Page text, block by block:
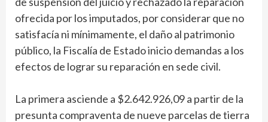
ofrecida por los imputados, por considerar que no
satisfacía ni mínimamente, el daño al patrimonio
público, la Fiscalía de Estado inicio demandas a los
efectos de lograr su reparación en sede civil.
La primera asciende a $2.642.926,09 a partir de la
presunta compraventa de nueve parcelas de tierra